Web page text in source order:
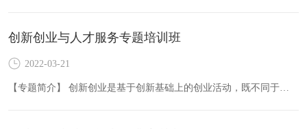
创新创业与人才服务专题培训班
2022-03-21
【专题简介】 创新创业是基于创新基础上的创业活动，既不同于单纯的创新，也不同于单纯的创业。创新强调的是开拓性与原创性，而创业强调的是通过实际行动获取利益的行为。举办“创新创业与人才服务&r…